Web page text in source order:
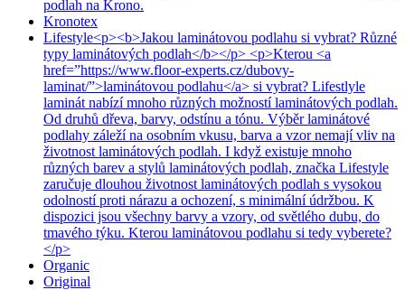
podlah na Krono.
Kronotex
Lifestyle<p><b>Jakou laminátovou podlahu si vybrat? Různé
typy laminátových podlah</b></p> <p>Kterou <a
href=”https://www.floor-experts.cz/dubovy-
laminat/”>laminátovou podlahu</a> si vybrat? Lifestlyle
laminát nabízí mnoho různých možností laminátových podlah.
Od druhů dřeva, barvy, odstínu a tónu. Výběr laminátové
podlahy záleží na osobním vkusu, barva a vzor nemají vliv na
životnost laminátových podlah. I když existuje mnoho
různých barev a stylů laminátových podlah, značka Lifestyle
zaručuje dlouhou životnost laminátových podlah s vysokou
odolností proti nárazu a ochození, s minimální údržbou. K
dispozici jsou všechny barvy a vzory, od světlého dubu, do
tmavého týku. Kterou laminátovou podlahu si tedy vyberete?
</p>
Organic
Original